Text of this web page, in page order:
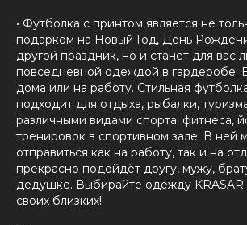
• Футболка с принтом является не
подарком на Новый Год, День
другой праздник, но и станет для вас
повседневной одеждой в гардеробе.
дома или на работу. Стильная
подходит для отдыха, рыбалки,
различными видами спорта: фитнеса,
тренировок в спортивном зале. В ней
отправиться как на работу, так и на
прекрасно подойдёт другу, мужу,
дедушке. Выбирайте одежду KRASAR
своих близких!